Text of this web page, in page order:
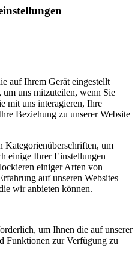
auf Ihrem Gerät eingestellt
uns mitzuteilen, wenn Sie
mit uns interagieren, Ihre
Beziehung zu unserer Website
Kategorienüberschriften, um
einige Ihrer Einstellungen
einiger Arten von
auf unseren Websites
wir anbieten können.
um Ihnen die auf unserer
Funktionen zur Verfügung zu